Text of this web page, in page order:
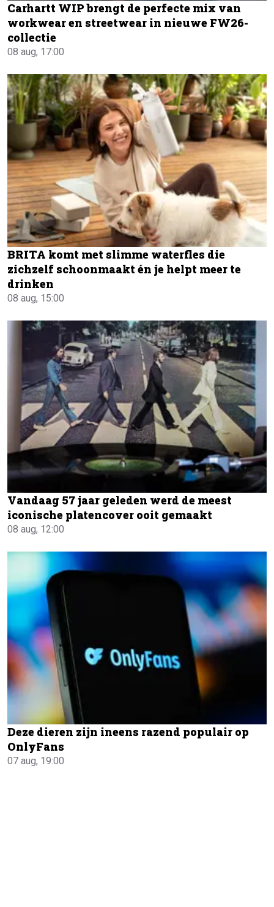
Carhartt WIP brengt de perfecte mix van
workwear en streetwear in nieuwe FW26-
collectie
08 aug, 17:00
BRITA komt met slimme waterfles die
zichzelf schoonmaakt én je helpt meer te
drinken
08 aug, 15:00
Vandaag 57 jaar geleden werd de meest
iconische platencover ooit gemaakt
08 aug, 12:00
Deze dieren zijn ineens razend populair op
OnlyFans
07 aug, 19:00